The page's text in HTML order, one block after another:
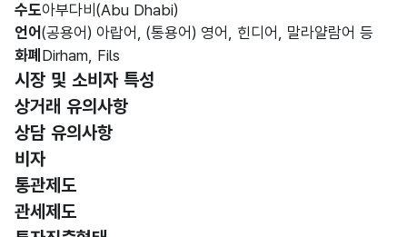
수도아부다비(Abu Dhabi)
언어 (공용어) 아랍어, (통용어) 영어, 힌디어, 말라얄람어 등
화폐 Dirham, Fils
선택됨
시장 및 소비자 특성
상거래 유의사항
상담 유의사항
비자
통관제도
관세제도